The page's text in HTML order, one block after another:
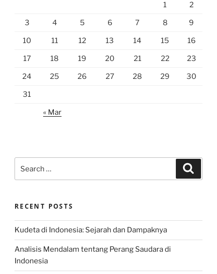
1 2
3 4 5 6 7 8 9
10 11 12 13 14 15 16
17 18 19 20 21 22 23
24 25 26 27 28 29 30
31
« Mar
for:
RECENT POSTS
Kudeta di Indonesia: Sejarah dan Dampaknya
Analisis Mendalam tentang Perang Saudara di
Indonesia